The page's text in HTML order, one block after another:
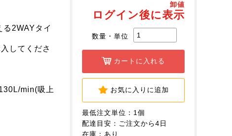
卸値
ログイン後に表示
数量・単位
カートに入れる
お気に入りに追加
最低注文単位：1個
配達目安：ご注文から4日
在庫：あり
2WAYタイ
してくださ
min(吸上